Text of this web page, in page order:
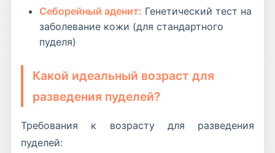
Себорейный аденит: Генетический тест на
заболевание кожи (для стандартного
пуделя)
Какой идеальный возраст для
разведения пуделей?
Требования к возрасту для разведения
пуделей: